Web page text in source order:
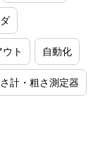
ト 自動化
計・粗さ測定器